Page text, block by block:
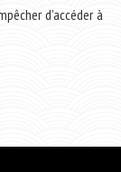
d’accéder à